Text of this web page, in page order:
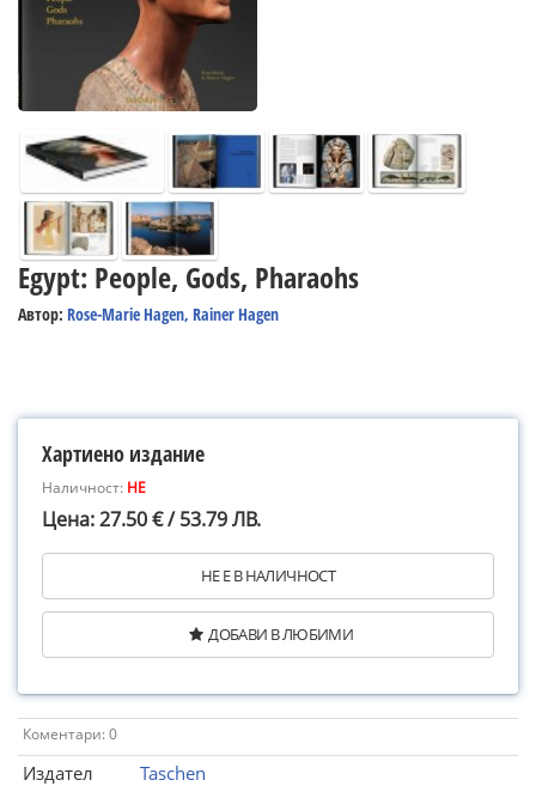
Egypt: People, Gods, Pharaohs
Автор: Rose-Marie Hagen, Rainer Hagen
Хартиено издание
Наличност: НЕ
Цена: 27.50 € / 53.79 ЛВ.
НЕ Е В НАЛИЧНОСТ
ДОБАВИ В ЛЮБИМИ
Коментари: 0
Издател
Taschen